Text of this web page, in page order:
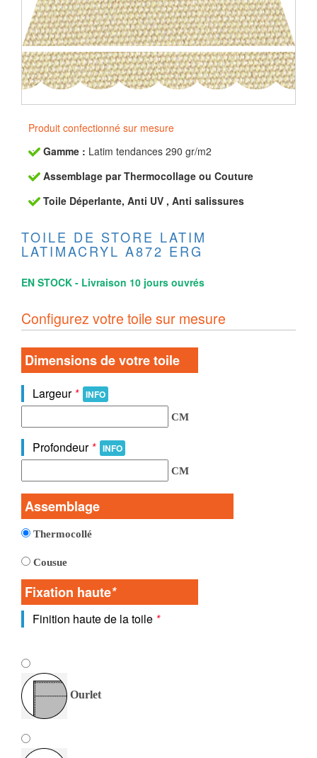
Produit confectionné sur mesure
Gamme : Latim tendances 290 gr/m2
Assemblage par Thermocollage ou Couture
Toile Déperlante, Anti UV , Anti salissures
TOILE DE STORE LATIM
LATIMACRYL A872 ERG
EN STOCK - Livraison 10 jours ouvrés
Configurez votre toile sur mesure
Dimensions de votre toile
Largeur * INFO
CM
Profondeur * INFO
CM
Assemblage
Thermocollé
Cousue
Fixation haute*
Finition haute de la toile *
Ourlet